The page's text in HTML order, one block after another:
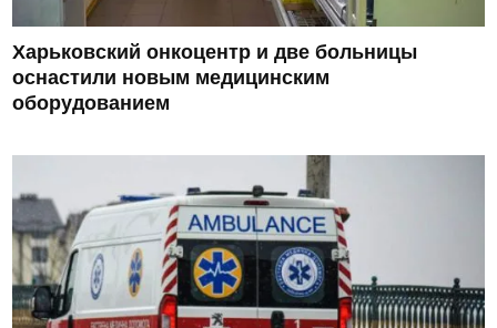
Харьковский онкоцентр и две больницы
оснастили новым медицинским
оборудованием